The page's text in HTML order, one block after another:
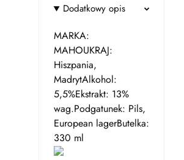
Dodatkowy opis
MARKA:
MAHOUKRAJ: ​​
Hiszpania,
MadrytAlkohol:
5,5%Ekstrakt: 13%
wag.Podgatunek: Pils,
European lagerButelka:
330 ml